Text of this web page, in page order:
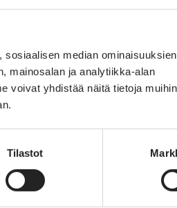
median
mainosalan ja analytiikka-alan
voivat yhdistää näitä tietoja
Tilastot